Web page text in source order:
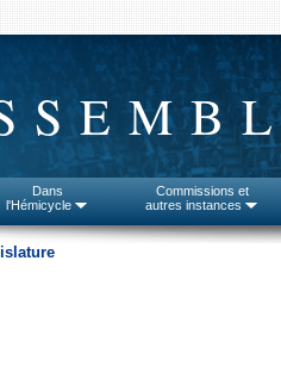
Dans
l'Hémicycle
Commissions et
autres instances